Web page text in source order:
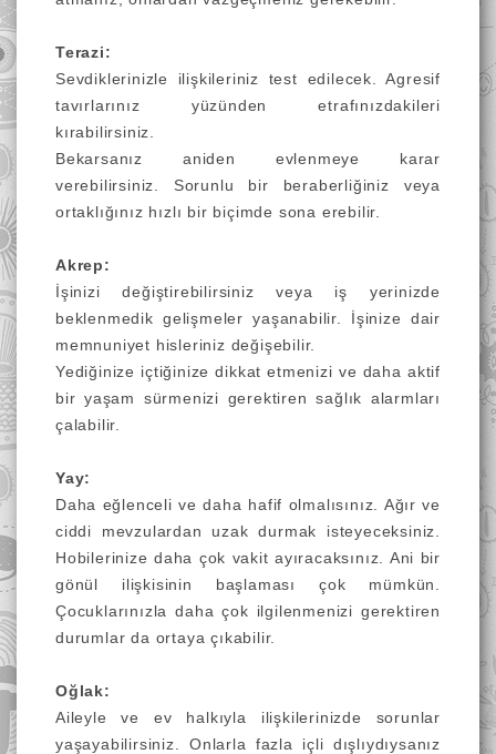
Terazi:
Sevdiklerinizle ilişkileriniz test edilecek. Agresif
tavırlarınız yüzünden etrafınızdakileri
kırabilirsiniz.
Bekarsanız aniden evlenmeye karar
verebilirsiniz. Sorunlu bir beraberliğiniz veya
ortaklığınız hızlı bir biçimde sona erebilir.
Akrep:
İşinizi değiştirebilirsiniz veya iş yerinizde
beklenmedik gelişmeler yaşanabilir. İşinize dair
memnuniyet hisleriniz değişebilir.
Yediğinize içtiğinize dikkat etmenizi ve daha aktif
bir yaşam sürmenizi gerektiren sağlık alarmları
çalabilir.
Yay:
Daha eğlenceli ve daha hafif olmalısınız. Ağır ve
ciddi mevzulardan uzak durmak isteyeceksiniz.
Hobilerinize daha çok vakit ayıracaksınız. Ani bir
gönül ilişkisinin başlaması çok mümkün.
Çocuklarınızla daha çok ilgilenmenizi gerektiren
durumlar da ortaya çıkabilir.
Oğlak:
Aileyle ve ev halkıyla ilişkilerinizde sorunlar
yaşayabilirsiniz. Onlarla fazla içli dışlıydıysanız